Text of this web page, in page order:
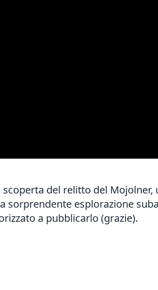
scoperta del relitto del
sorprendente esplorazione
a pubblicarlo (grazie).